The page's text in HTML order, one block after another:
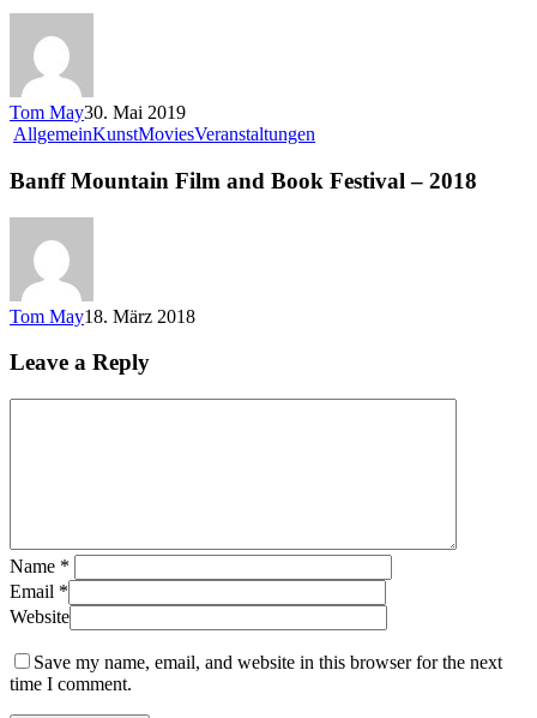
Tom May30. Mai 2019
AllgemeinKunstMoviesVeranstaltungen
Banff Mountain Film and Book Festival – 2018
Tom May18. März 2018
Leave a Reply
Name *
Email *
Website
Save my name, email, and website in this browser for the next
time I comment.